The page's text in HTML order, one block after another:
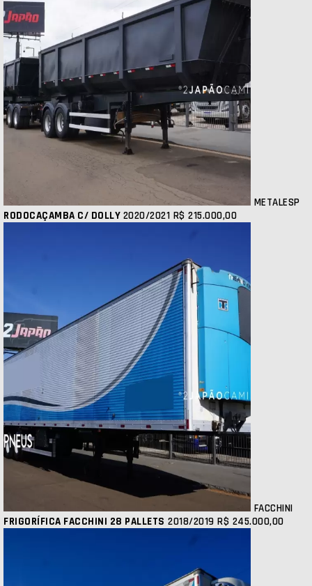
METALESP
RODOCAÇAMBA C/ DOLLY 2020/2021 R$ 215.000,00
FACCHINI
FRIGORÍFICA FACCHINI 28 PALLETS 2018/2019 R$ 245.000,00